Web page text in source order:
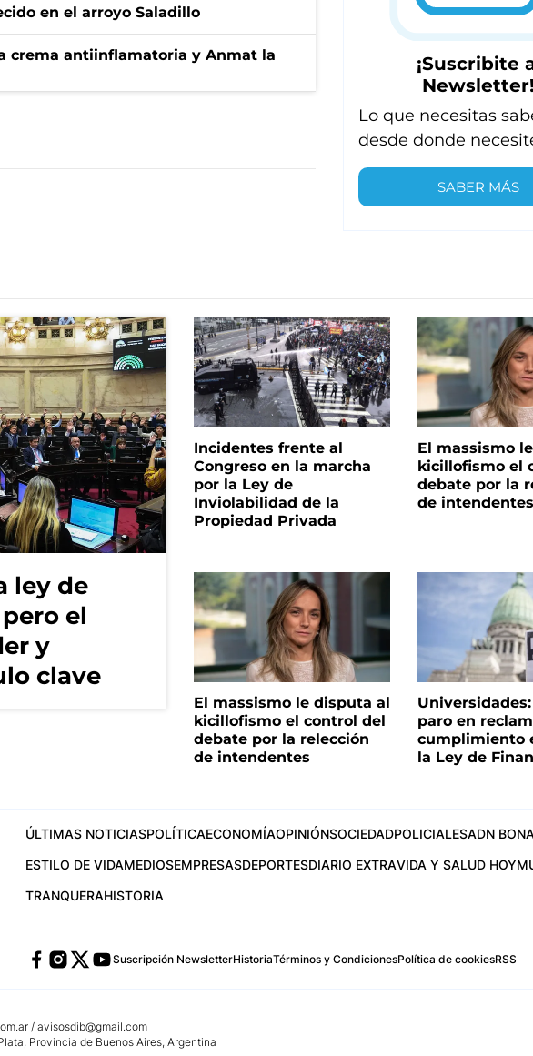
en el arroyo Saladillo
crema antiinflamatoria y Anmat la
¡Suscribite
Newsletter!
Lo que necesitas
desde donde
SABER MÁS
ley de
el
y
clave
Incidentes frente al
Congreso en la marcha
por la Ley de
Inviolabilidad de la
Propiedad Privada
El massismo
kicillofismo el
debate por la
de intendentes
El massismo le disputa al
kicillofismo el control del
debate por la relección
de intendentes
paro en
cumplimiento
la Ley de
ÚLTIMAS NOTICIASPOLÍTICAECONOMÍAOPINIÓNSOCIEDADPOLICIALESADN
ESTILO DE VIDAMEDIOSEMPRESASDEPORTESDIARIO EXTRAVIDA Y SALUD HOY
TRANQUERAHISTORIA
Suscripción NewsletterHistoriaTérminos y CondicionesPolítica de cookiesRSS
/ avisosdib@gmail.com
Provincia de Buenos Aires, Argentina